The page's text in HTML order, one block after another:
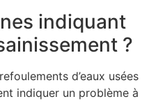
indiquant
?
d’eaux usées
indiquer un problème à